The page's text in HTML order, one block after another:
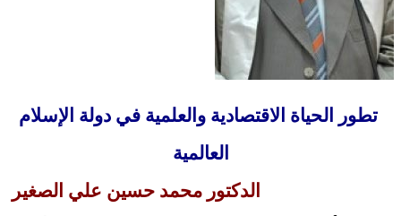
تطور الحياة الاقتصادية والعلمية في دولة الإسلام
العالمية
الدكتور محمد حسين علي الصغير